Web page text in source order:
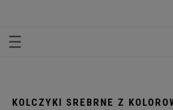
KOLCZYKI SREBRNE Z